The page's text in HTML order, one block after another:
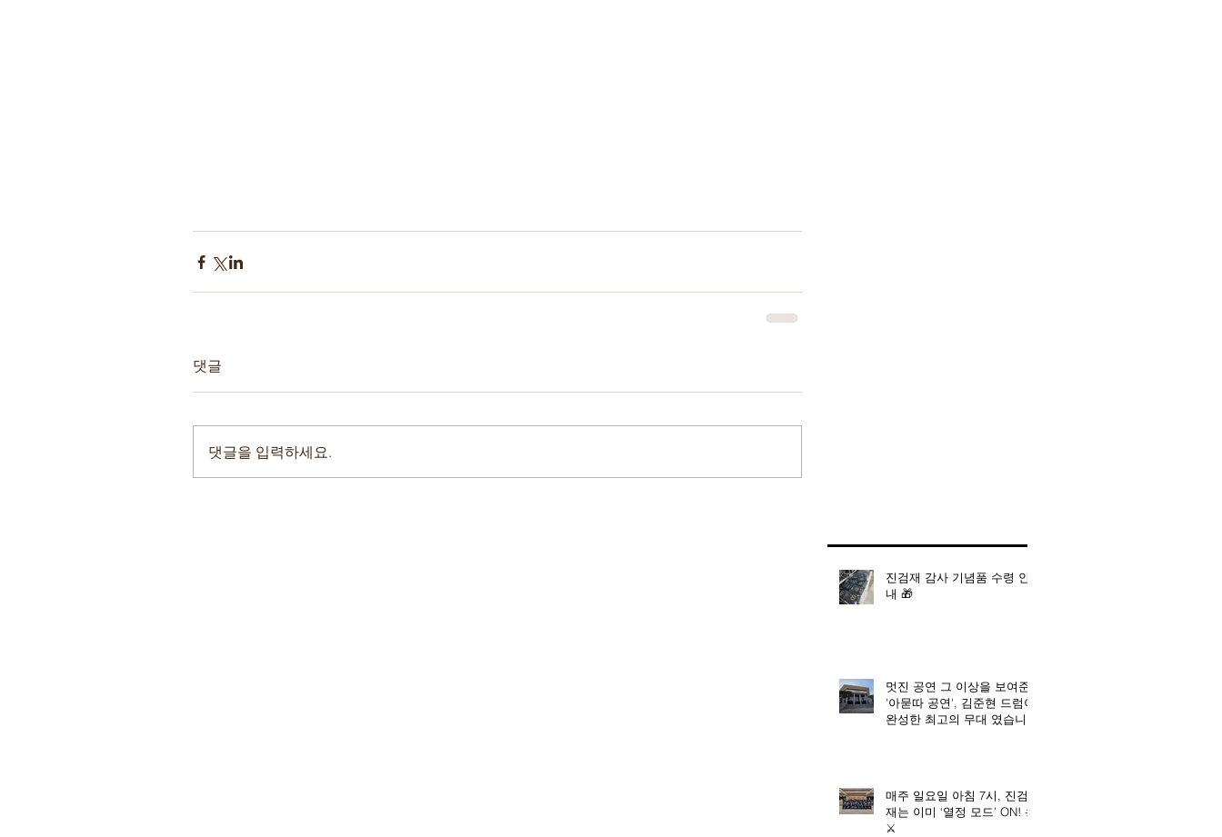
댓글
댓글을 입력하세요.
진검재 감사 기념품 수령 안
내 🎁
멋진 공연 그 이상을 보여준
'아묻따 공연', 김준현 드럼이
완성한 최고의 무대 였습니
매주 일요일 아침 7시, 진검
재는 이미 ‘열정 모드’ ON! ☀️
⚔️